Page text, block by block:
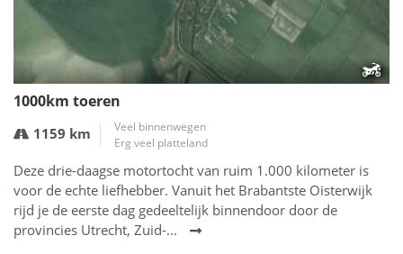
1000km toeren
1159 km
Veel binnenwegen
Erg veel platteland
Deze drie-daagse motortocht van ruim 1.000 kilometer is
voor de echte liefhebber. Vanuit het Brabantste Oisterwijk
rijd je de eerste dag gedeeltelijk binnendoor door de
provincies Utrecht, Zuid-...